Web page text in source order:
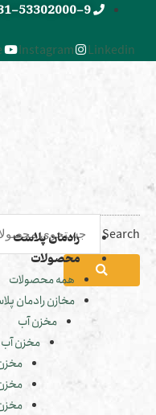
031-53302000-9
Instagram
رادمان پلاست
محصولات
همه محصولات
مخازن رادمان پلاست
مخزن آب
مخزن آب
مخزن
مخزن آب
مخزن آب